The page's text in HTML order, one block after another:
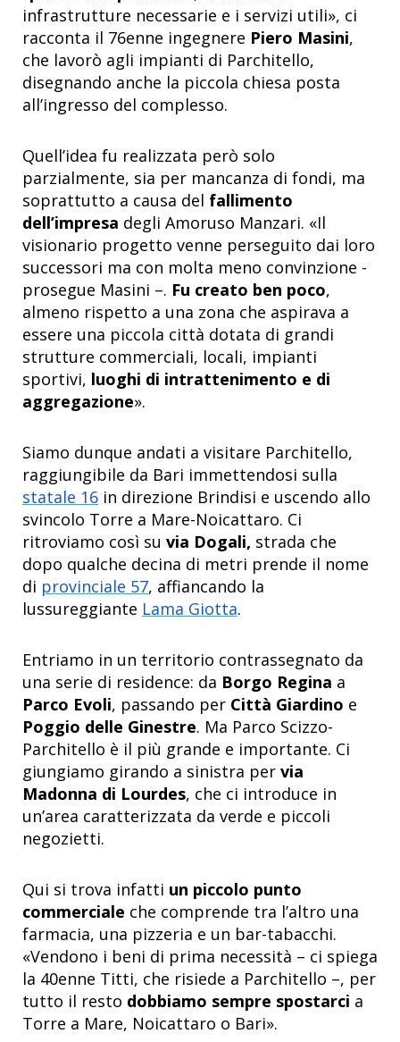
infrastrutture necessarie e i servizi utili», ci
racconta il 76enne ingegnere Piero Masini,
che lavorò agli impianti di Parchitello,
disegnando anche la piccola chiesa posta
all’ingresso del complesso.
Quell’idea fu realizzata però solo
parzialmente, sia per mancanza di fondi, ma
soprattutto a causa del fallimento
dell’impresa degli Amoruso Manzari. «Il
visionario progetto venne perseguito dai loro
successori ma con molta meno convinzione -
prosegue Masini –. Fu creato ben poco,
almeno rispetto a una zona che aspirava a
essere una piccola città dotata di grandi
strutture commerciali, locali, impianti
sportivi, luoghi di intrattenimento e di
aggregazione».
Siamo dunque andati a visitare Parchitello,
raggiungibile da Bari immettendosi sulla
statale 16 in direzione Brindisi e uscendo allo
svincolo Torre a Mare-Noicattaro. Ci
ritroviamo così su via Dogali, strada che
dopo qualche decina di metri prende il nome
di provinciale 57, affiancando la
lussureggiante Lama Giotta.
Entriamo in un territorio contrassegnato da
una serie di residence: da Borgo Regina a
Parco Evoli, passando per Città Giardino e
Poggio delle Ginestre. Ma Parco Scizzo-
Parchitello è il più grande e importante. Ci
giungiamo girando a sinistra per via
Madonna di Lourdes, che ci introduce in
un’area caratterizzata da verde e piccoli
negozietti.
Qui si trova infatti un piccolo punto
commerciale che comprende tra l’altro una
farmacia, una pizzeria e un bar-tabacchi.
«Vendono i beni di prima necessità – ci spiega
la 40enne Titti, che risiede a Parchitello –, per
tutto il resto dobbiamo sempre spostarci a
Torre a Mare, Noicattaro o Bari».